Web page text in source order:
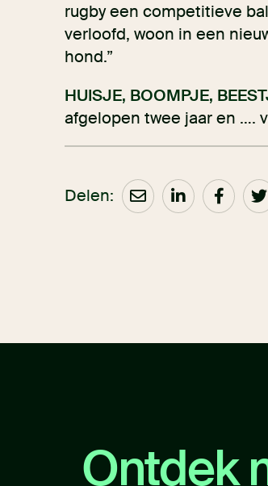
rugby een competitieve
verloofd, woon in een
hond.”
HUISJE, BOOMPJE,
afgelopen twee jaar en ….
Delen:
Ontdek